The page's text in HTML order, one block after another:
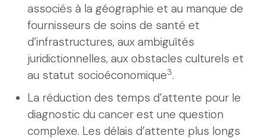
associés à la géographie et au manque de
fournisseurs de soins de santé et
d’infrastructures, aux ambiguïtés
juridictionnelles, aux obstacles culturels et
au statut socioéconomique3.
La réduction des temps d’attente pour le
diagnostic du cancer est une question
complexe. Les délais d’attente plus longs